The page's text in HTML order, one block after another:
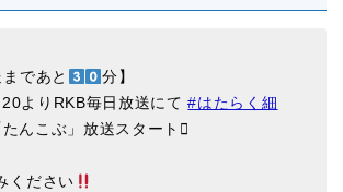
まであと
分】
よりRKB毎日放送にて#はたらく細
んこぶ」放送スタート
ください